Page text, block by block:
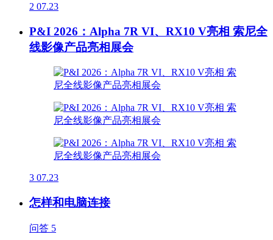
2 07.23
P&I 2026：Alpha 7R VI、RX10 V亮相 索尼全
线影像产品亮相展会
3 07.23
怎样和电脑连接
问答 5